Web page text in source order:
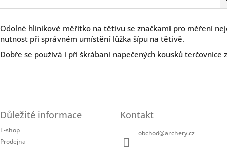
Odolné hliníkové měřítko na tětivu se značkami pro měření
nutnost při správném umístění lůžka šípu na tětivě.
Dobře se používá i při škrábaní napečených kousků terčovnice
Důležité informace
E-shop
Prodejna
Kontakt
obchod@archery.cz